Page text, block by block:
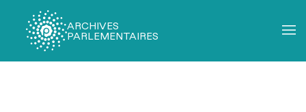
ARCHIVES
PARLEMENTAIRES